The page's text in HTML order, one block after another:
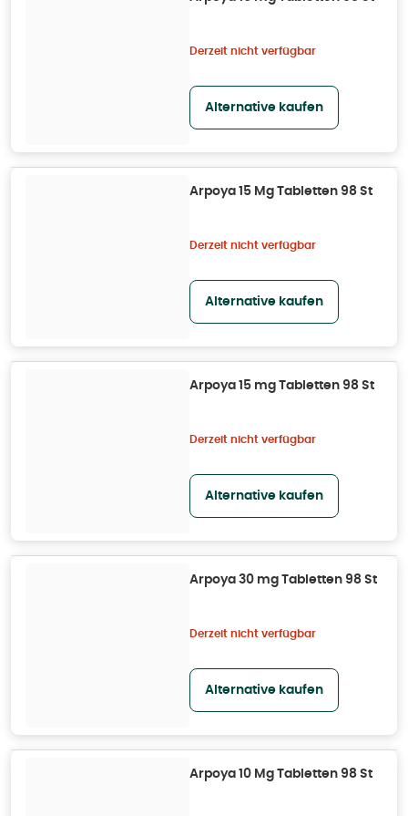
Derzeit nicht verfügbar
Alternative kaufen
Arpoya 15 Mg Tabletten 98 St
Derzeit nicht verfügbar
Alternative kaufen
Arpoya 15 mg Tabletten 98 St
Derzeit nicht verfügbar
Alternative kaufen
Arpoya 30 mg Tabletten 98 St
Derzeit nicht verfügbar
Alternative kaufen
Arpoya 10 Mg Tabletten 98 St